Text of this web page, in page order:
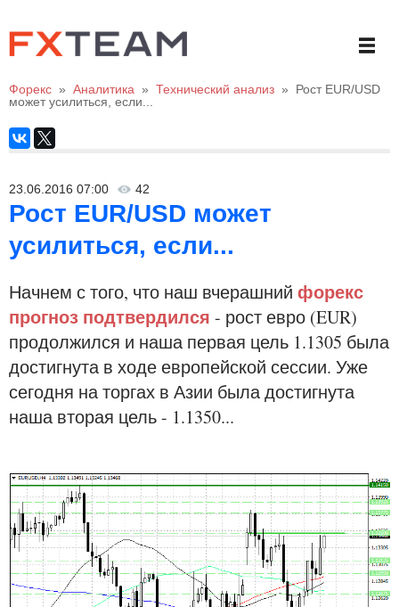
Форекс » Аналитика » Технический анализ »
Рост EUR/USD
может усилиться, если...
23.06.2016 07:00 42
Рост EUR/USD может
усилиться, если...
Начнем с того, что наш вчерашний форекс
прогноз подтвердился - рост евро (EUR)
продолжился и наша первая цель 1.1305 была
достигнута в ходе европейской сессии. Уже
сегодня на торгах в Азии была достигнута
наша вторая цель - 1.1350...